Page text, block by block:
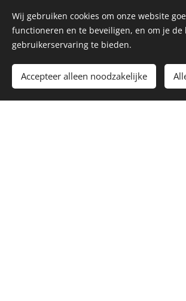
Toevoegen aan de
Wij gebruiken cookies om onze website
functioneren en te beveiligen, en om je de
gebruikerservaring te bieden.
Accepteer alleen noodzakelijke